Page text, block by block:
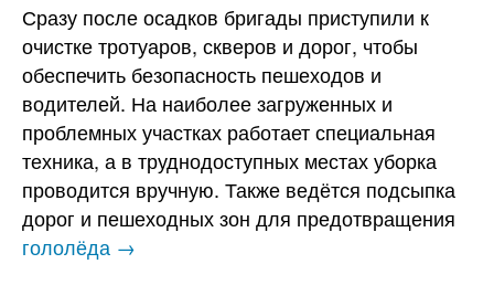
Сразу после осадков бригады приступили к
очистке тротуаров, скверов и дорог, чтобы
обеспечить безопасность пешеходов и
водителей. На наиболее загруженных и
проблемных участках работает специальная
техника, а в труднодоступных местах уборка
проводится вручную. Также ведётся подсыпка
дорог и пешеходных зон для предотвращения
гололёда →